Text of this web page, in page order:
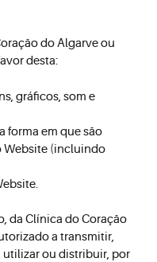
do Algarve ou
desta:
gráficos, som e
forma em que são
Website (incluindo
da Clínica do Coração
a transmitir,
utilizar ou distribuir, por